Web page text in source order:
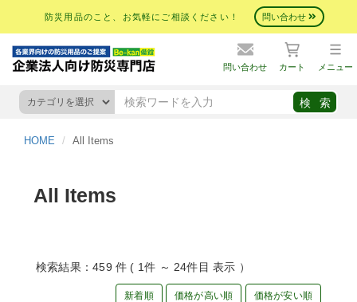
防災用品のこと、お気軽にご相談ください！ 問い合わせ
問い合わせ カート メニュー
HOME All Items
All Items
検索結果：459 件 ( 1件 ～ 24件目 表示 ）
新着順 価格が高い順 価格が安い順